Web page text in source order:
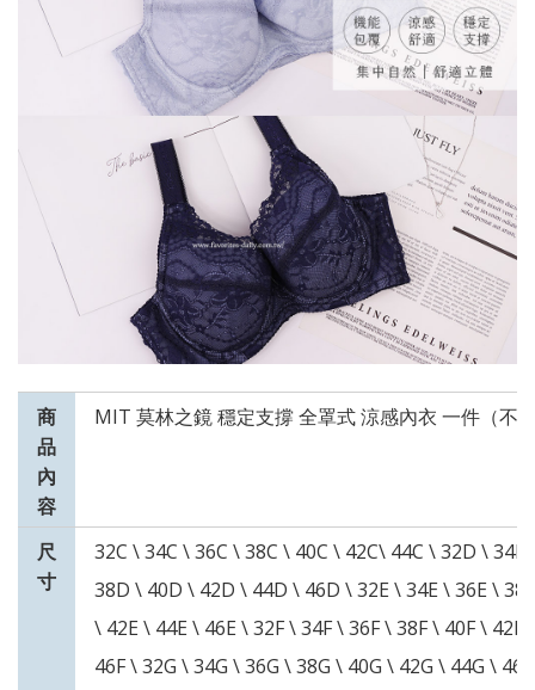
商
品
內
容
MIT 莫林之鏡 穩定支撐 全罩式 涼感內衣 一件（不
尺
寸
32C \ 34C \ 36C \ 38C \ 40C \ 42C\ 44C \ 32D \
38D \ 40D \ 42D \ 44D \ 46D \ 32E \ 34E \ 36E \
\ 42E \ 44E \ 46E \ 32F \ 34F \ 36F \ 38F \ 40F \ 42F
46F \ 32G \ 34G \ 36G \ 38G \ 40G \ 42G \ 44G \